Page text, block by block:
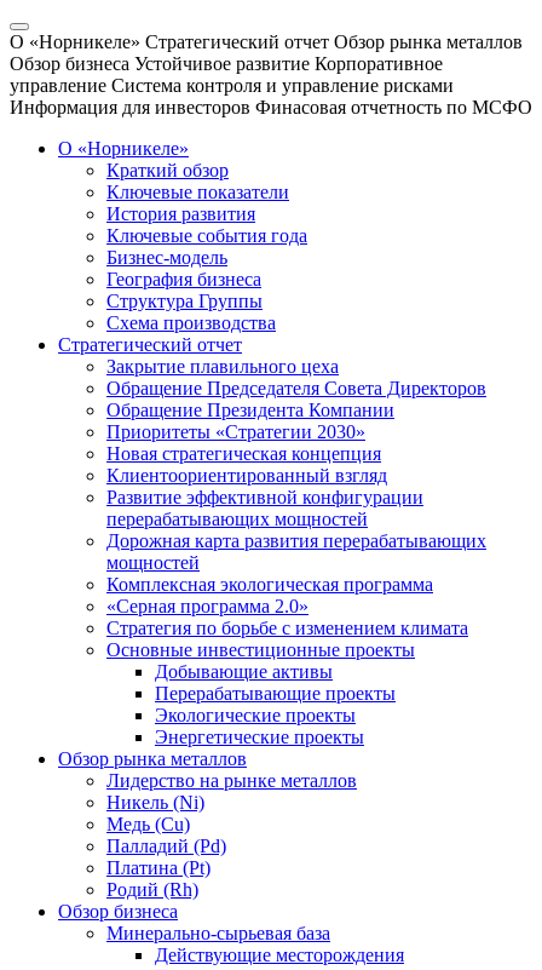
О «Норникеле» Стратегический отчет Обзор рынка металлов
Обзор бизнеса Устойчивое развитие Корпоративное
управление Система контроля и управление рисками
Информация для инвесторов Финасовая отчетность по МСФО
О «Норникеле»
Краткий обзор
Ключевые показатели
История развития
Ключевые события года
Бизнес-модель
География бизнеса
Структура Группы
Схема производства
Стратегический отчет
Закрытие плавильного цеха
Обращение Председателя Совета Директоров
Обращение Президента Компании
Приоритеты «Стратегии 2030»
Новая стратегическая концепция
Клиентоориентированный взгляд
Развитие эффективной конфигурации
перерабатывающих мощностей
Дорожная карта развития перерабатывающих
мощностей
Комплексная экологическая программа
«Серная программа 2.0»
Стратегия по борьбе с изменением климата
Основные инвестиционные проекты
Добывающие активы
Перерабатывающие проекты
Экологические проекты
Энергетические проекты
Обзор рынка металлов
Лидерство на рынке металлов
Никель (Ni)
Медь (Cu)
Палладий (Pd)
Платина (Pt)
Родий (Rh)
Обзор бизнеса
Минерально-сырьевая база
Действующие месторождения